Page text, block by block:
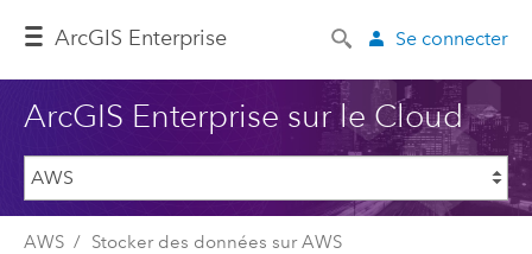
ArcGIS Enterprise Se connecter
ArcGIS Enterprise sur le Cloud
AWS
Stocker des données sur AWS